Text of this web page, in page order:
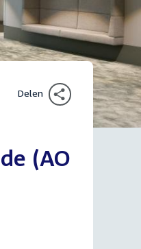
Delen
(AO